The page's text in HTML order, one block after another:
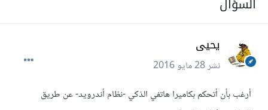
يحيى
نشر28 مايو 2016
أرغب بأن أتحكم بكاميرا هاتفي الذكي -نظام أندرويد- عن طريق